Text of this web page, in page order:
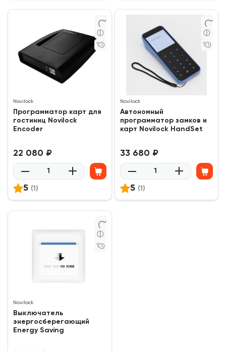
Novilock
Программатор карт для
гостиниц Novilock
Encoder
22 080 ₽
5 (1)
Novilock
Автономный
программатор замков и
карт Novilock HandSet
33 680 ₽
5 (1)
Novilock
Выключатель
энергосберегающий
Energy Saving